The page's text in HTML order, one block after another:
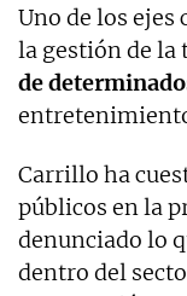
Uno de los ejes
la gestión de la
de
Carrillo ha
públicos en la
denunciado lo
dentro del